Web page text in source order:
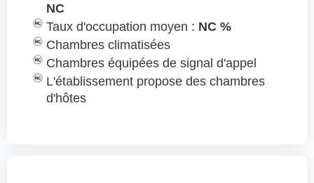
NC
Taux d'occupation moyen : NC %
Chambres climatisées
Chambres équipées de signal d'appel
L'établissement propose des chambres
d'hôtes